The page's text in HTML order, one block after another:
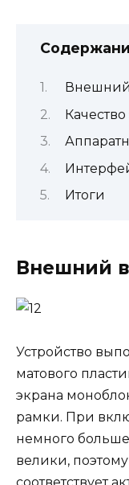
Итоги
Внешний
Устройство
матового
экрана
рамки. При
немного
велики,